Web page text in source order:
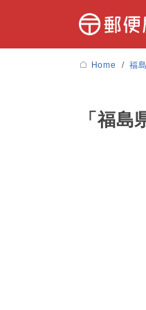
Home 福
「福